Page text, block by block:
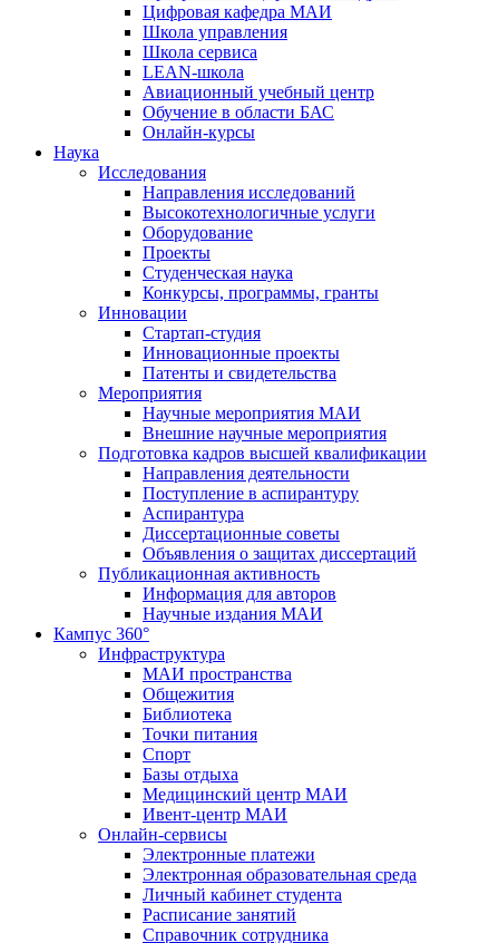
Цифровая кафедра МАИ
Школа управления
Школа сервиса
LEAN-школа
Авиационный учебный центр
Обучение в области БАС
Онлайн-курсы
Наука
Исследования
Направления исследований
Высокотехнологичные услуги
Оборудование
Проекты
Студенческая наука
Конкурсы, программы, гранты
Инновации
Стартап-студия
Инновационные проекты
Патенты и свидетельства
Мероприятия
Научные мероприятия МАИ
Внешние научные мероприятия
Подготовка кадров высшей квалификации
Направления деятельности
Поступление в аспирантуру
Аспирантура
Диссертационные советы
Объявления о защитах диссертаций
Публикационная активность
Информация для авторов
Научные издания МАИ
Кампус 360°
Инфраструктура
МАИ пространства
Общежития
Библиотека
Точки питания
Спорт
Базы отдыха
Медицинский центр МАИ
Ивент-центр МАИ
Онлайн-сервисы
Электронные платежи
Электронная образовательная среда
Личный кабинет студента
Расписание занятий
Справочник сотрудника